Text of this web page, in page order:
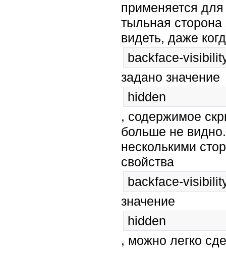
применяется
тыльная
видеть, даже
backface-
задано значение
hidden
, содержимое
больше не
несколькими
свойства
backface-
значение
hidden
, можно легко